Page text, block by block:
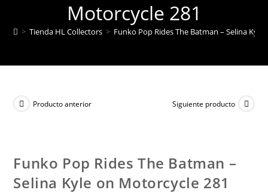
Motorcycle 281
> Tienda HL Collectors > Funko Pop Rides The Batman – Selina
Producto anterior Siguiente producto
Funko Pop Rides The Batman –
Selina Kyle on Motorcycle 281